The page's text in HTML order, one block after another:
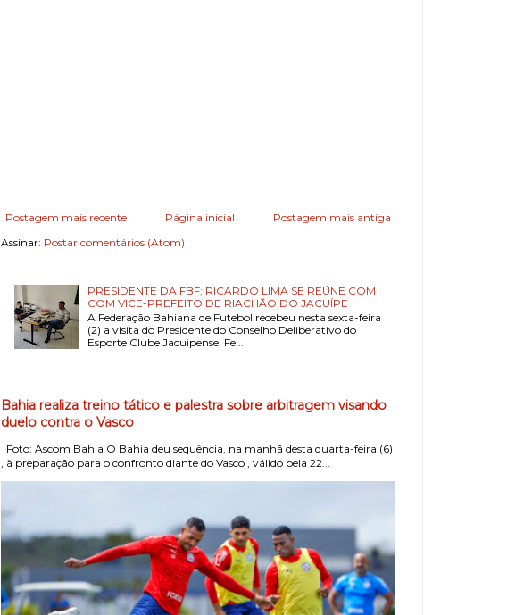
Postagem mais recente Postagem mais antiga
Página inicial
Assinar: Postar comentários (Atom)
PRESIDENTE DA FBF; RICARDO LIMA SE REÚNE COM
COM VICE-PREFEITO DE RIACHÃO DO JACUÍPE
A Federação Bahiana de Futebol recebeu nesta sexta-feira
(2) a visita do Presidente do Conselho Deliberativo do
Esporte Clube Jacuipense, Fe...
Bahia realiza treino tático e palestra sobre arbitragem visando
duelo contra o Vasco
Foto: Ascom Bahia O Bahia deu sequência, na manhã desta quarta-feira (6)
, à preparação para o confronto diante do Vasco , válido pela 22...